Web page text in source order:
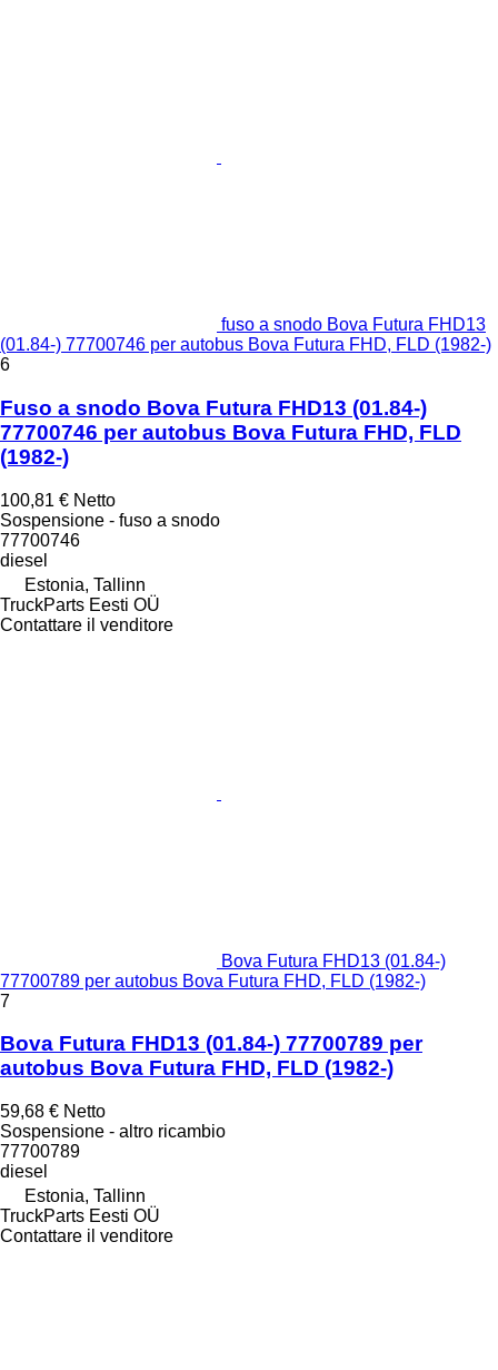
fuso a snodo Bova Futura FHD13
(01.84-) 77700746 per autobus Bova Futura FHD, FLD (1982-)
6
Fuso a snodo Bova Futura FHD13 (01.84-)
77700746 per autobus Bova Futura FHD, FLD
(1982-)
100,81 € Netto
Sospensione - fuso a snodo
77700746
diesel
Estonia, Tallinn
TruckParts Eesti OÜ
Contattare il venditore
Bova Futura FHD13 (01.84-)
77700789 per autobus Bova Futura FHD, FLD (1982-)
7
Bova Futura FHD13 (01.84-) 77700789 per
autobus Bova Futura FHD, FLD (1982-)
59,68 € Netto
Sospensione - altro ricambio
77700789
diesel
Estonia, Tallinn
TruckParts Eesti OÜ
Contattare il venditore